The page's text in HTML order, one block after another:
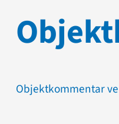
Objektkommentar